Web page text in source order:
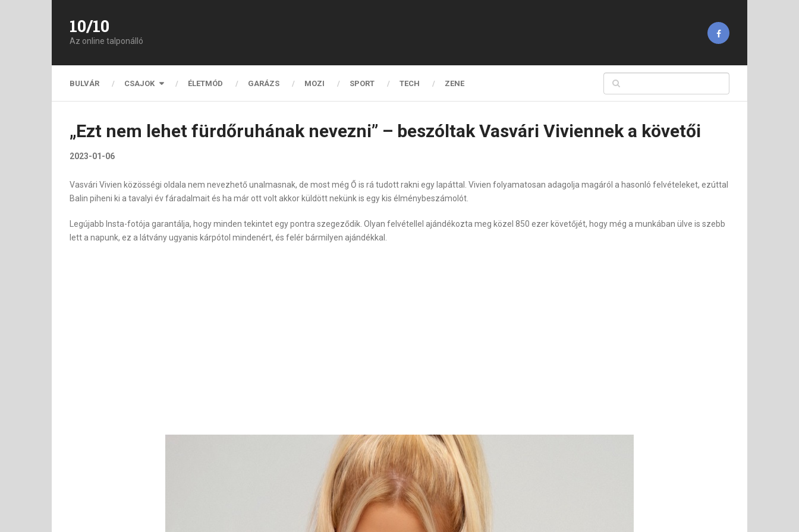
10/10
Az online talponálló
BULVÁR CSAJOK ÉLETMÓD GARÁZS MOZI SPORT TECH ZENE
„Ezt nem lehet fürdőruhának nevezni” – beszóltak Vasvári Viviennek a követői
2023-01-06
Vasvári Vivien közösségi oldala nem nevezhető unalmasnak, de most még Ő is rá tudott rakni egy lapáttal. Vivien folyamatosan adagolja magáról a hasonló felvételeket, ezúttal
Balin piheni ki a tavalyi év fáradalmait és ha már ott volt akkor küldött nekünk is egy kis élménybeszámolót.
Legújabb Insta-fotója garantálja, hogy minden tekintet egy pontra szegeződik. Olyan felvétellel ajándékozta meg közel 850 ezer követőjét, hogy még a munkában ülve is szebb
lett a napunk, ez a látvány ugyanis kárpótol mindenért, és felér bármilyen ajándékkal.